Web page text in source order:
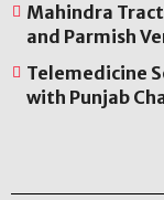
Mahindra
and Parmish
Telemedicine
with Punjab